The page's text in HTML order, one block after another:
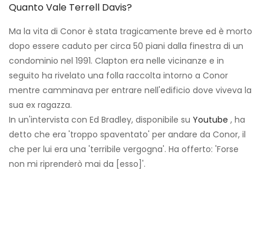
Quanto Vale Terrell Davis?
Ma la vita di Conor è stata tragicamente breve ed è morto
dopo essere caduto per circa 50 piani dalla finestra di un
condominio nel 1991. Clapton era nelle vicinanze e in
seguito ha rivelato una folla raccolta intorno a Conor
mentre camminava per entrare nell'edificio dove viveva la
sua ex ragazza.
In un'intervista con Ed Bradley, disponibile su Youtube , ha
detto che era 'troppo spaventato' per andare da Conor, il
che per lui era una 'terribile vergogna'. Ha offerto: 'Forse
non mi riprenderò mai da [esso]'.